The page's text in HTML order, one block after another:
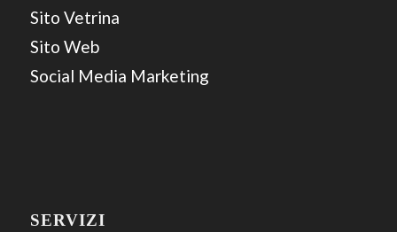
Sito Vetrina
Sito Web
Social Media Marketing
SERVIZI